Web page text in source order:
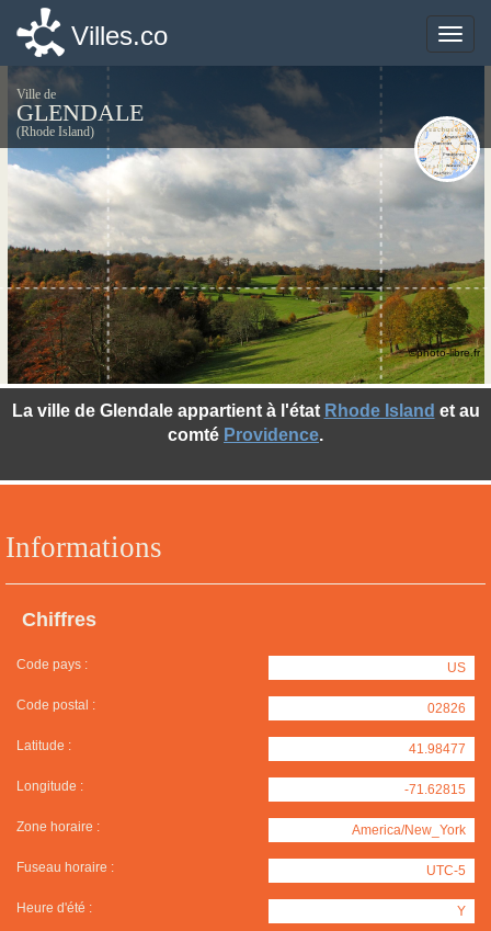
Toggle
Villes.co
Ville de
GLENDALE
(Rhode Island)
Informations
Chiffres
Code pays : US
Code postal : 02826
Latitude : 41.98477
Longitude : -71.62815
Zone horaire : America/New_York
Fuseau horaire : UTC-5
Heure d'été : Y
La ville de Glendale appartient à l'état Rhode Island et au
comté Providence.
©photo-libre.fr
Toggle
Villes.co